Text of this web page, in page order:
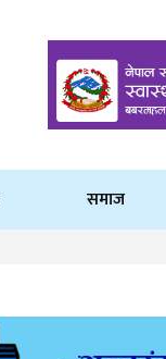
समाज